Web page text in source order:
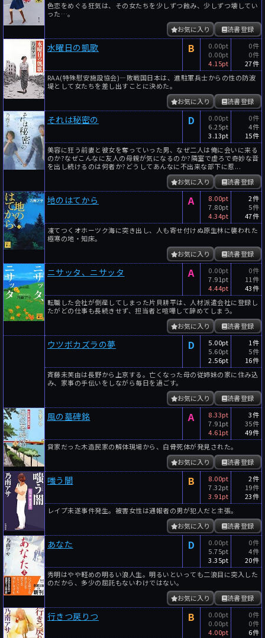
色恋をめぐる狂気は、その女たちを少しずつ蝕み、少しずつ壊してい
った…。
読書登録
お気に入り
水曜日の凱歌 B
0.00pt
0.00pt
4.15pt
0件
0件
27件
RAA(特殊慰安施設協会)―敗戦国日本は、進駐軍兵士からの性の防波
堤として女たちを差し出すことに決めた。
読書登録
お気に入り
それは秘密の D
0.00pt
6.25pt
3.13pt
0件
4件
15件
美容に狂う前妻と彼女を奪っていった男、なぜ二人は俺に会いに来る
のか?なぜこんなに友人の母親が気になるのか?隣室で虚ろで奇妙な音
を出し続けるのは何者か?どうしてあんなに不出来な部下に惹...
読書登録
お気に入り
地のはてから A
8.00pt
7.80pt
4.34pt
2件
5件
47件
凍てつくオホーツク海に突き出し、人も寄せ付けぬ原生林に襲われた
極寒の地・知床。
読書登録
お気に入り
ニサッタ、ニサッタ A
0.00pt
7.91pt
4.44pt
0件
11件
43件
転職した会社が倒産してしまった片貝耕平は、人材派遣会社に登録し
たがどの仕事も長続きせず、担当者と喧嘩して辞めてしまう。
読書登録
お気に入り
ウツボカズラの夢 D
5.00pt
5.60pt
2.56pt
1件
5件
16件
斉藤未芙由は長野から上京する。亡くなった母の従姉妹の家に住み込
み、家事の手伝いをしながら毎日を過ごす。
読書登録
お気に入り
風の墓碑銘 A
8.33pt
7.91pt
4.61pt
3件
35件
49件
貸家だった木造民家の解体現場から、白骨死体が発見された。
読書登録
お気に入り
嗤う闇 B
8.00pt
7.32pt
3.91pt
2件
19件
23件
レイプ未遂事件発生。被害女性は通報者の男が犯人だと主張。
読書登録
お気に入り
あなた D
0.00pt
5.75pt
3.35pt
0件
4件
20件
秀明はやや軽めの明るい浪人生。明るいといっても二浪目に突入した
のだから、多少の屈託もないわけではない。
読書登録
お気に入り
行きつ戻りつ B
0.00pt
0.00pt
4.00pt
0件
0件
6件